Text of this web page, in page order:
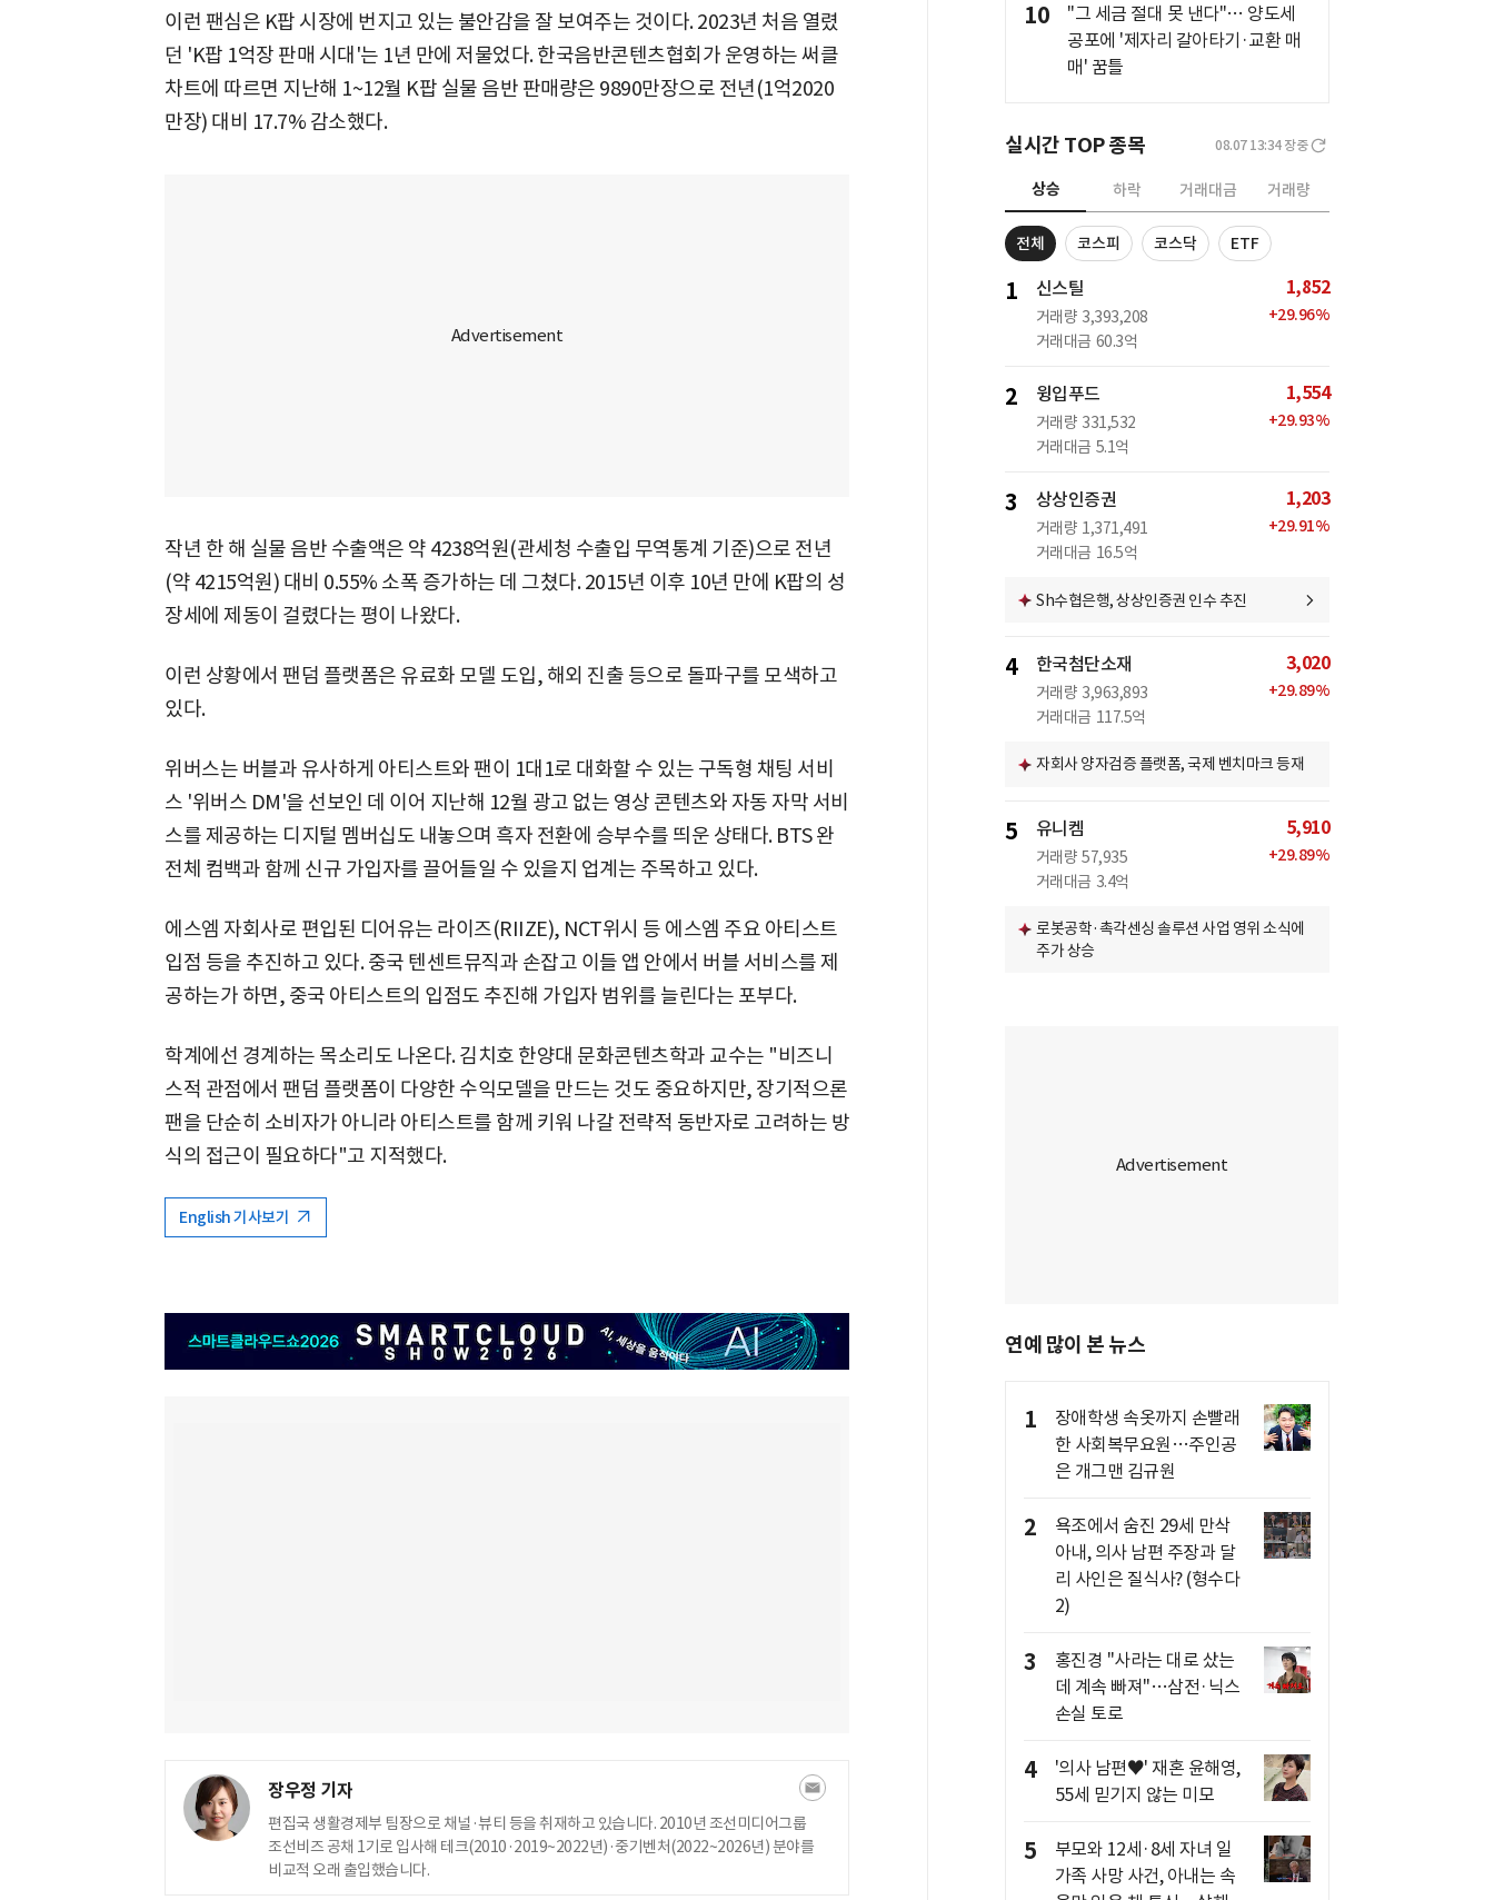
이런 팬심은 K팝 시장에 번지고 있는 불안감을 잘 보여주는 것이다. 2023년 처음 열렸
던 'K팝 1억장 판매 시대'는 1년 만에 저물었다. 한국음반콘텐츠협회가 운영하는 써클
차트에 따르면 지난해 1~12월 K팝 실물 음반 판매량은 9890만장으로 전년(1억2020
만장) 대비 17.7% 감소했다.
작년 한 해 실물 음반 수출액은 약 4238억원(관세청 수출입 무역통계 기준)으로 전년
(약 4215억원) 대비 0.55% 소폭 증가하는 데 그쳤다. 2015년 이후 10년 만에 K팝의 성
장세에 제동이 걸렸다는 평이 나왔다.
이런 상황에서 팬덤 플랫폼은 유료화 모델 도입, 해외 진출 등으로 돌파구를 모색하고
있다.
위버스는 버블과 유사하게 아티스트와 팬이 1대1로 대화할 수 있는 구독형 채팅 서비
스 '위버스 DM'을 선보인 데 이어 지난해 12월 광고 없는 영상 콘텐츠와 자동 자막 서비
스를 제공하는 디지털 멤버십도 내놓으며 흑자 전환에 승부수를 띄운 상태다. BTS 완
전체 컴백과 함께 신규 가입자를 끌어들일 수 있을지 업계는 주목하고 있다.
에스엠 자회사로 편입된 디어유는 라이즈(RIIZE), NCT위시 등 에스엠 주요 아티스트
입점 등을 추진하고 있다. 중국 텐센트뮤직과 손잡고 이들 앱 안에서 버블 서비스를 제
공하는가 하면, 중국 아티스트의 입점도 추진해 가입자 범위를 늘린다는 포부다.
학계에선 경계하는 목소리도 나온다. 김치호 한양대 문화콘텐츠학과 교수는 "비즈니
스적 관점에서 팬덤 플랫폼이 다양한 수익모델을 만드는 것도 중요하지만, 장기적으론
팬을 단순히 소비자가 아니라 아티스트를 함께 키워 나갈 전략적 동반자로 고려하는 방
식의 접근이 필요하다"고 지적했다.
English 기사보기
장우정 기자
편집국 생활경제부 팀장으로 채널·뷰티 등을 취재하고 있습니다. 2010년 조선미디어그룹
조선비즈 공채 1기로 입사해 테크(2010·2019~2022년)·중기벤처(2022~2026년) 분야를
비교적 오래 출입했습니다.
10
"그 세금 절대 못 낸다"… 양도세
공포에 '제자리 갈아타기·교환 매
매' 꿈틀
실시간 TOP 종목 08.07 13:34 장중
상승 하락 거래대금 거래량
전체 코스피 코스닥 ETF
1 신스틸
거래량 3,393,208
거래대금 60.3억
1,852
+29.96%
2 윙입푸드
거래량 331,532
거래대금 5.1억
1,554
+29.93%
3 상상인증권
거래량 1,371,491
거래대금 16.5억
1,203
+29.91%
Sh수협은행, 상상인증권 인수 추진
4 한국첨단소재
거래량 3,963,893
거래대금 117.5억
3,020
+29.89%
자회사 양자검증 플랫폼, 국제 벤치마크 등재
5 유니켐
거래량 57,935
거래대금 3.4억
5,910
+29.89%
로봇공학·촉각센싱 솔루션 사업 영위 소식에
주가 상승
연예 많이 본 뉴스
1
장애학생 속옷까지 손빨래
한 사회복무요원…주인공
은 개그맨 김규원
2
욕조에서 숨진 29세 만삭
아내, 의사 남편 주장과 달
리 사인은 질식사? (형수다
2)
3
홍진경 "사라는 대로 샀는
데 계속 빠져"…삼전·닉스
손실 토로
4
'의사 남편♥' 재혼 윤해영,
55세 믿기지 않는 미모
5
부모와 12세·8세 자녀 일
가족 사망 사건, 아내는 속